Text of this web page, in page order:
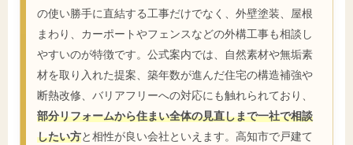
の使い勝手に直結する工事だけでなく、外壁塗装、屋根
まわり、カーポートやフェンスなどの外構工事も相談し
やすいのが特徴です。公式案内では、自然素材や無垢素
材を取り入れた提案、築年数が進んだ住宅の構造補強や
断熱改修、バリアフリーへの対応にも触れられており、
部分リフォームから住まい全体の見直しまで一社で相談
したい方と相性が良い会社といえます。高知市で戸建て